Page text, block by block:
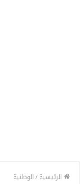
الرئيسية/الوطنية